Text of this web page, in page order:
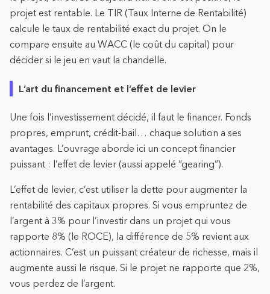
projet est rentable. Le TIR (Taux Interne de Rentabilité)
calcule le taux de rentabilité exact du projet. On le
compare ensuite au WACC (le coût du capital) pour
décider si le jeu en vaut la chandelle.
L’art du financement et l’effet de levier
Une fois l’investissement décidé, il faut le financer. Fonds
propres, emprunt, crédit-bail… chaque solution a ses
avantages. L’ouvrage aborde ici un concept financier
puissant : l’effet de levier (aussi appelé “gearing”).
L’effet de levier, c’est utiliser la dette pour augmenter la
rentabilité des capitaux propres. Si vous empruntez de
l’argent à 3% pour l’investir dans un projet qui vous
rapporte 8% (le ROCE), la différence de 5% revient aux
actionnaires. C’est un puissant créateur de richesse, mais il
augmente aussi le risque. Si le projet ne rapporte que 2%,
vous perdez de l’argent.